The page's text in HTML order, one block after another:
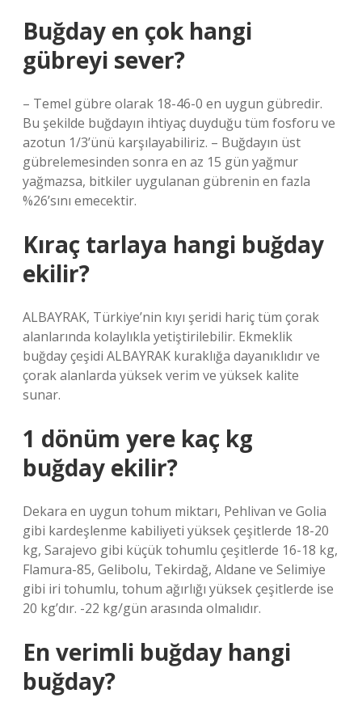
Buğday en çok hangi
gübreyi sever?
– Temel gübre olarak 18-46-0 en uygun gübredir.
Bu şekilde buğdayın ihtiyaç duyduğu tüm fosforu ve
azotun 1/3’ünü karşılayabiliriz. – Buğdayın üst
gübrelemesinden sonra en az 15 gün yağmur
yağmazsa, bitkiler uygulanan gübrenin en fazla
%26’sını emecektir.
Kıraç tarlaya hangi buğday
ekilir?
ALBAYRAK, Türkiye’nin kıyı şeridi hariç tüm çorak
alanlarında kolaylıkla yetiştirilebilir. Ekmeklik
buğday çeşidi ALBAYRAK kuraklığa dayanıklıdır ve
çorak alanlarda yüksek verim ve yüksek kalite
sunar.
1 dönüm yere kaç kg
buğday ekilir?
Dekara en uygun tohum miktarı, Pehlivan ve Golia
gibi kardeşlenme kabiliyeti yüksek çeşitlerde 18-20
kg, Sarajevo gibi küçük tohumlu çeşitlerde 16-18 kg,
Flamura-85, Gelibolu, Tekirdağ, Aldane ve Selimiye
gibi iri tohumlu, tohum ağırlığı yüksek çeşitlerde ise
20 kg’dır. -22 kg/gün arasında olmalıdır.
En verimli buğday hangi
buğday?